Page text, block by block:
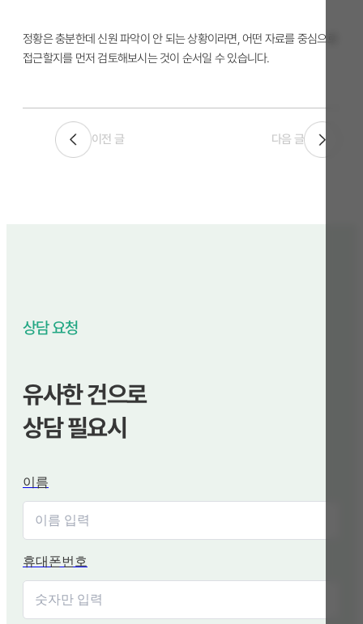
정황은 충분한데 신원 파악이 안 되는 상황이라면, 어떤 자료를 중심으로
접근할지를 먼저 검토해보시는 것이 순서일 수 있습니다.
이전 글 다음 글
상담 요청
유사한 건으로
상담 필요시
이름
휴대폰번호